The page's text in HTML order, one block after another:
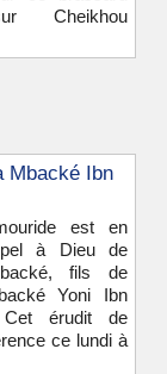
Cheikhou
Mbacké Ibn
est en
à Dieu de
fils de
Yoni Ibn
Cet érudit de
ce lundi à